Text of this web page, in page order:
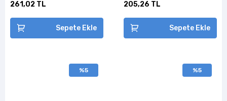
261,02 TL
Sepete Ekle
205,26 TL
Sepete Ekle
%5 %5